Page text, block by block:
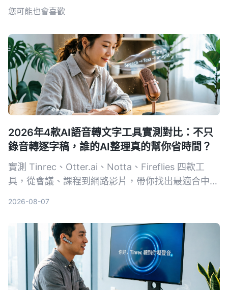
您可能也會喜歡
2026年4款AI語音轉文字工具實測對比：不只
錄音轉逐字稿，誰的AI整理真的幫你省時間？
實測 Tinrec、Otter.ai、Notta、Fireflies 四款工
具，從會議、課程到網路影片，帶你找出最適合中文
2026-08-07